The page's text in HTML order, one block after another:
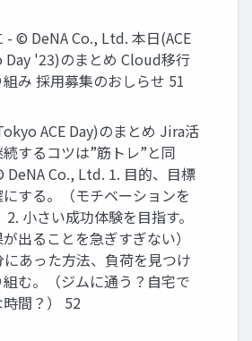
- © DeNA Co., Ltd. 本日(ACE
Day '23)のまとめ Cloud移行
組み 採用募集のおしらせ 51
ACE Day)のまとめ Jira活
するコツは”筋トレ”と同
DeNA Co., Ltd. 1. 目的、目標
にする。（モチベーションを
2. 小さい成功体験を目指す。
が出ることを急ぎすぎない）
にあった方法、負荷を見つけ
む。（ジムに通う？自宅で
間？） 52